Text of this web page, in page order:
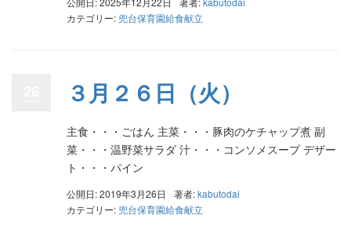
カテゴリー: 兜台保育園給食献立
３月２６日（火）
主食・・・ごはん 主菜・・・豚肉のケチャップ煮 副
菜・・・温野菜サラダ 汁・・・コンソメスープ デザー
ト・・・パイン
公開日: 2019年3月26日 著者:kabutodai
カテゴリー: 兜台保育園給食献立